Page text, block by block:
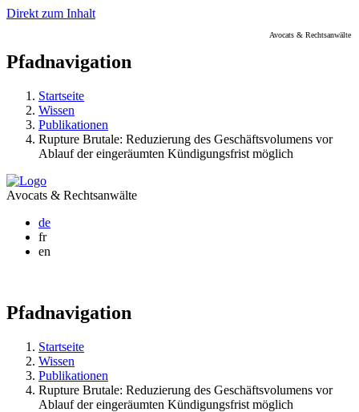
Direkt zum Inhalt
Avocats & Rechtsanwälte
Pfadnavigation
Startseite
Wissen
Publikationen
Rupture Brutale: Reduzierung des Geschäftsvolumens vor
Ablauf der eingeräumten Kündigungsfrist möglich
Avocats & Rechtsanwälte
de
fr
en
Pfadnavigation
Startseite
Wissen
Publikationen
Rupture Brutale: Reduzierung des Geschäftsvolumens vor
Ablauf der eingeräumten Kündigungsfrist möglich